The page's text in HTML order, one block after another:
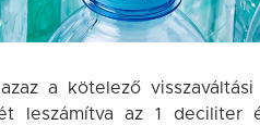
a kötelező visszaváltási
leszámítva az 1